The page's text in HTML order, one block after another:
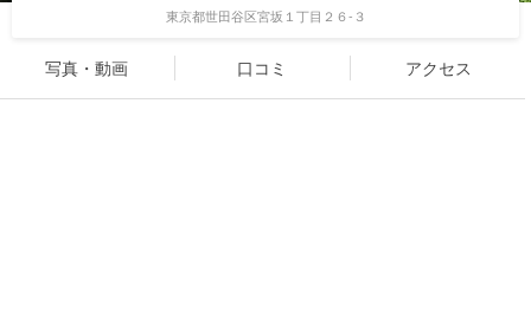
東京都世田谷区宮坂１丁目２６-３
写真・動画 口コミ アクセス